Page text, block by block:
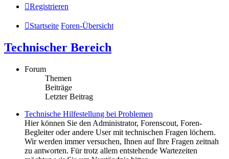
Registrieren
Startseite Foren-Übersicht
Technischer Bereich
Forum
Themen
Beiträge
Letzter Beitrag
Technische Hilfestellung bei Problemen
Hier können Sie den Administrator, Forenscout, Foren-
Begleiter oder andere User mit technischen Fragen löchern.
Wir werden immer versuchen, Ihnen auf Ihre Fragen zeitnah
zu antworten. Für trotz allem entstehende Wartezeiten